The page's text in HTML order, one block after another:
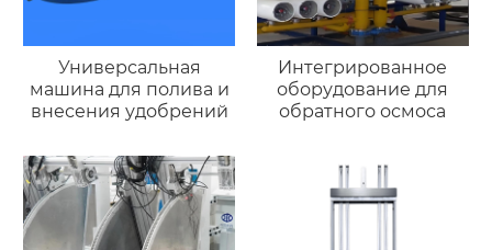
Универсальная
машина для полива и
внесения удобрений
Интегрированное
оборудование для
обратного осмоса